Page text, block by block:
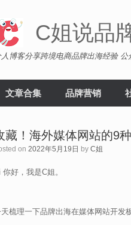
C姐说品
人博客分享跨境电商品牌出海经验 公
文章合集 品牌营销
藏！海外媒体网站的9
on 2022年5月19日 by C姐
你好，我是C姐。
梳理一下品牌出海在媒体网站开发